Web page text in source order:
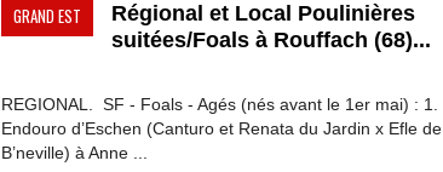
GRAND EST
Régional et Local Poulinières
suitées/Foals à Rouffach (68)...
REGIONAL. SF - Foals - Agés (nés avant le 1er mai) : 1.
Endouro d’Eschen (Canturo et Renata du Jardin x Efle de
B’neville) à Anne ...